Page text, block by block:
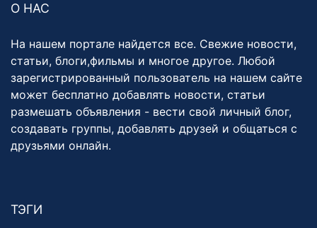
О НАС
На нашем портале найдется все. Свежие новости,
статьи, блоги,фильмы и многое другое. Любой
зарегистрированный пользователь на нашем сайте
может бесплатно добавлять новости, статьи
размешать объявления - вести свой личный блог,
создавать группы, добавлять друзей и общаться с
друзьями онлайн.
ТЭГИ